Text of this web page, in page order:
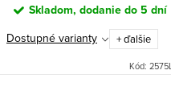
Skladom, dodanie do 5 dní
Dostupné varianty + ďalšie
Kód: